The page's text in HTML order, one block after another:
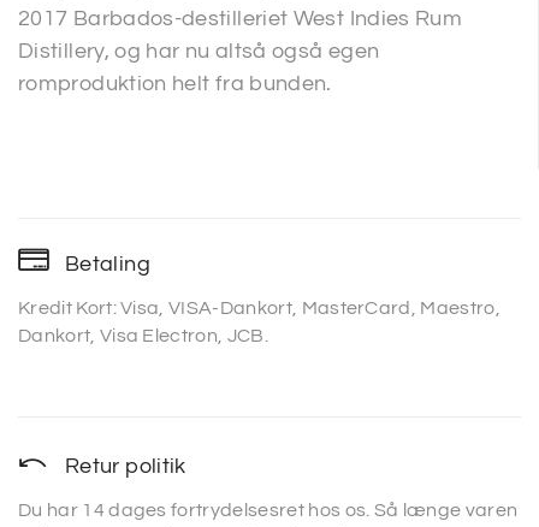
2017 Barbados-destilleriet West Indies Rum
Distillery, og har nu altså også egen
romproduktion helt fra bunden.
Betaling
Kredit Kort: Visa, VISA-Dankort, MasterCard, Maestro,
Dankort, Visa Electron, JCB.
Retur politik
Du har 14 dages fortrydelsesret hos os. Så længe varen